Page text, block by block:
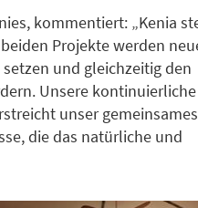
kommentiert: „Kenia
Projekte werden
und gleichzeitig den
Unsere kontinuierliche
unser gemeinsames
die das natürliche und